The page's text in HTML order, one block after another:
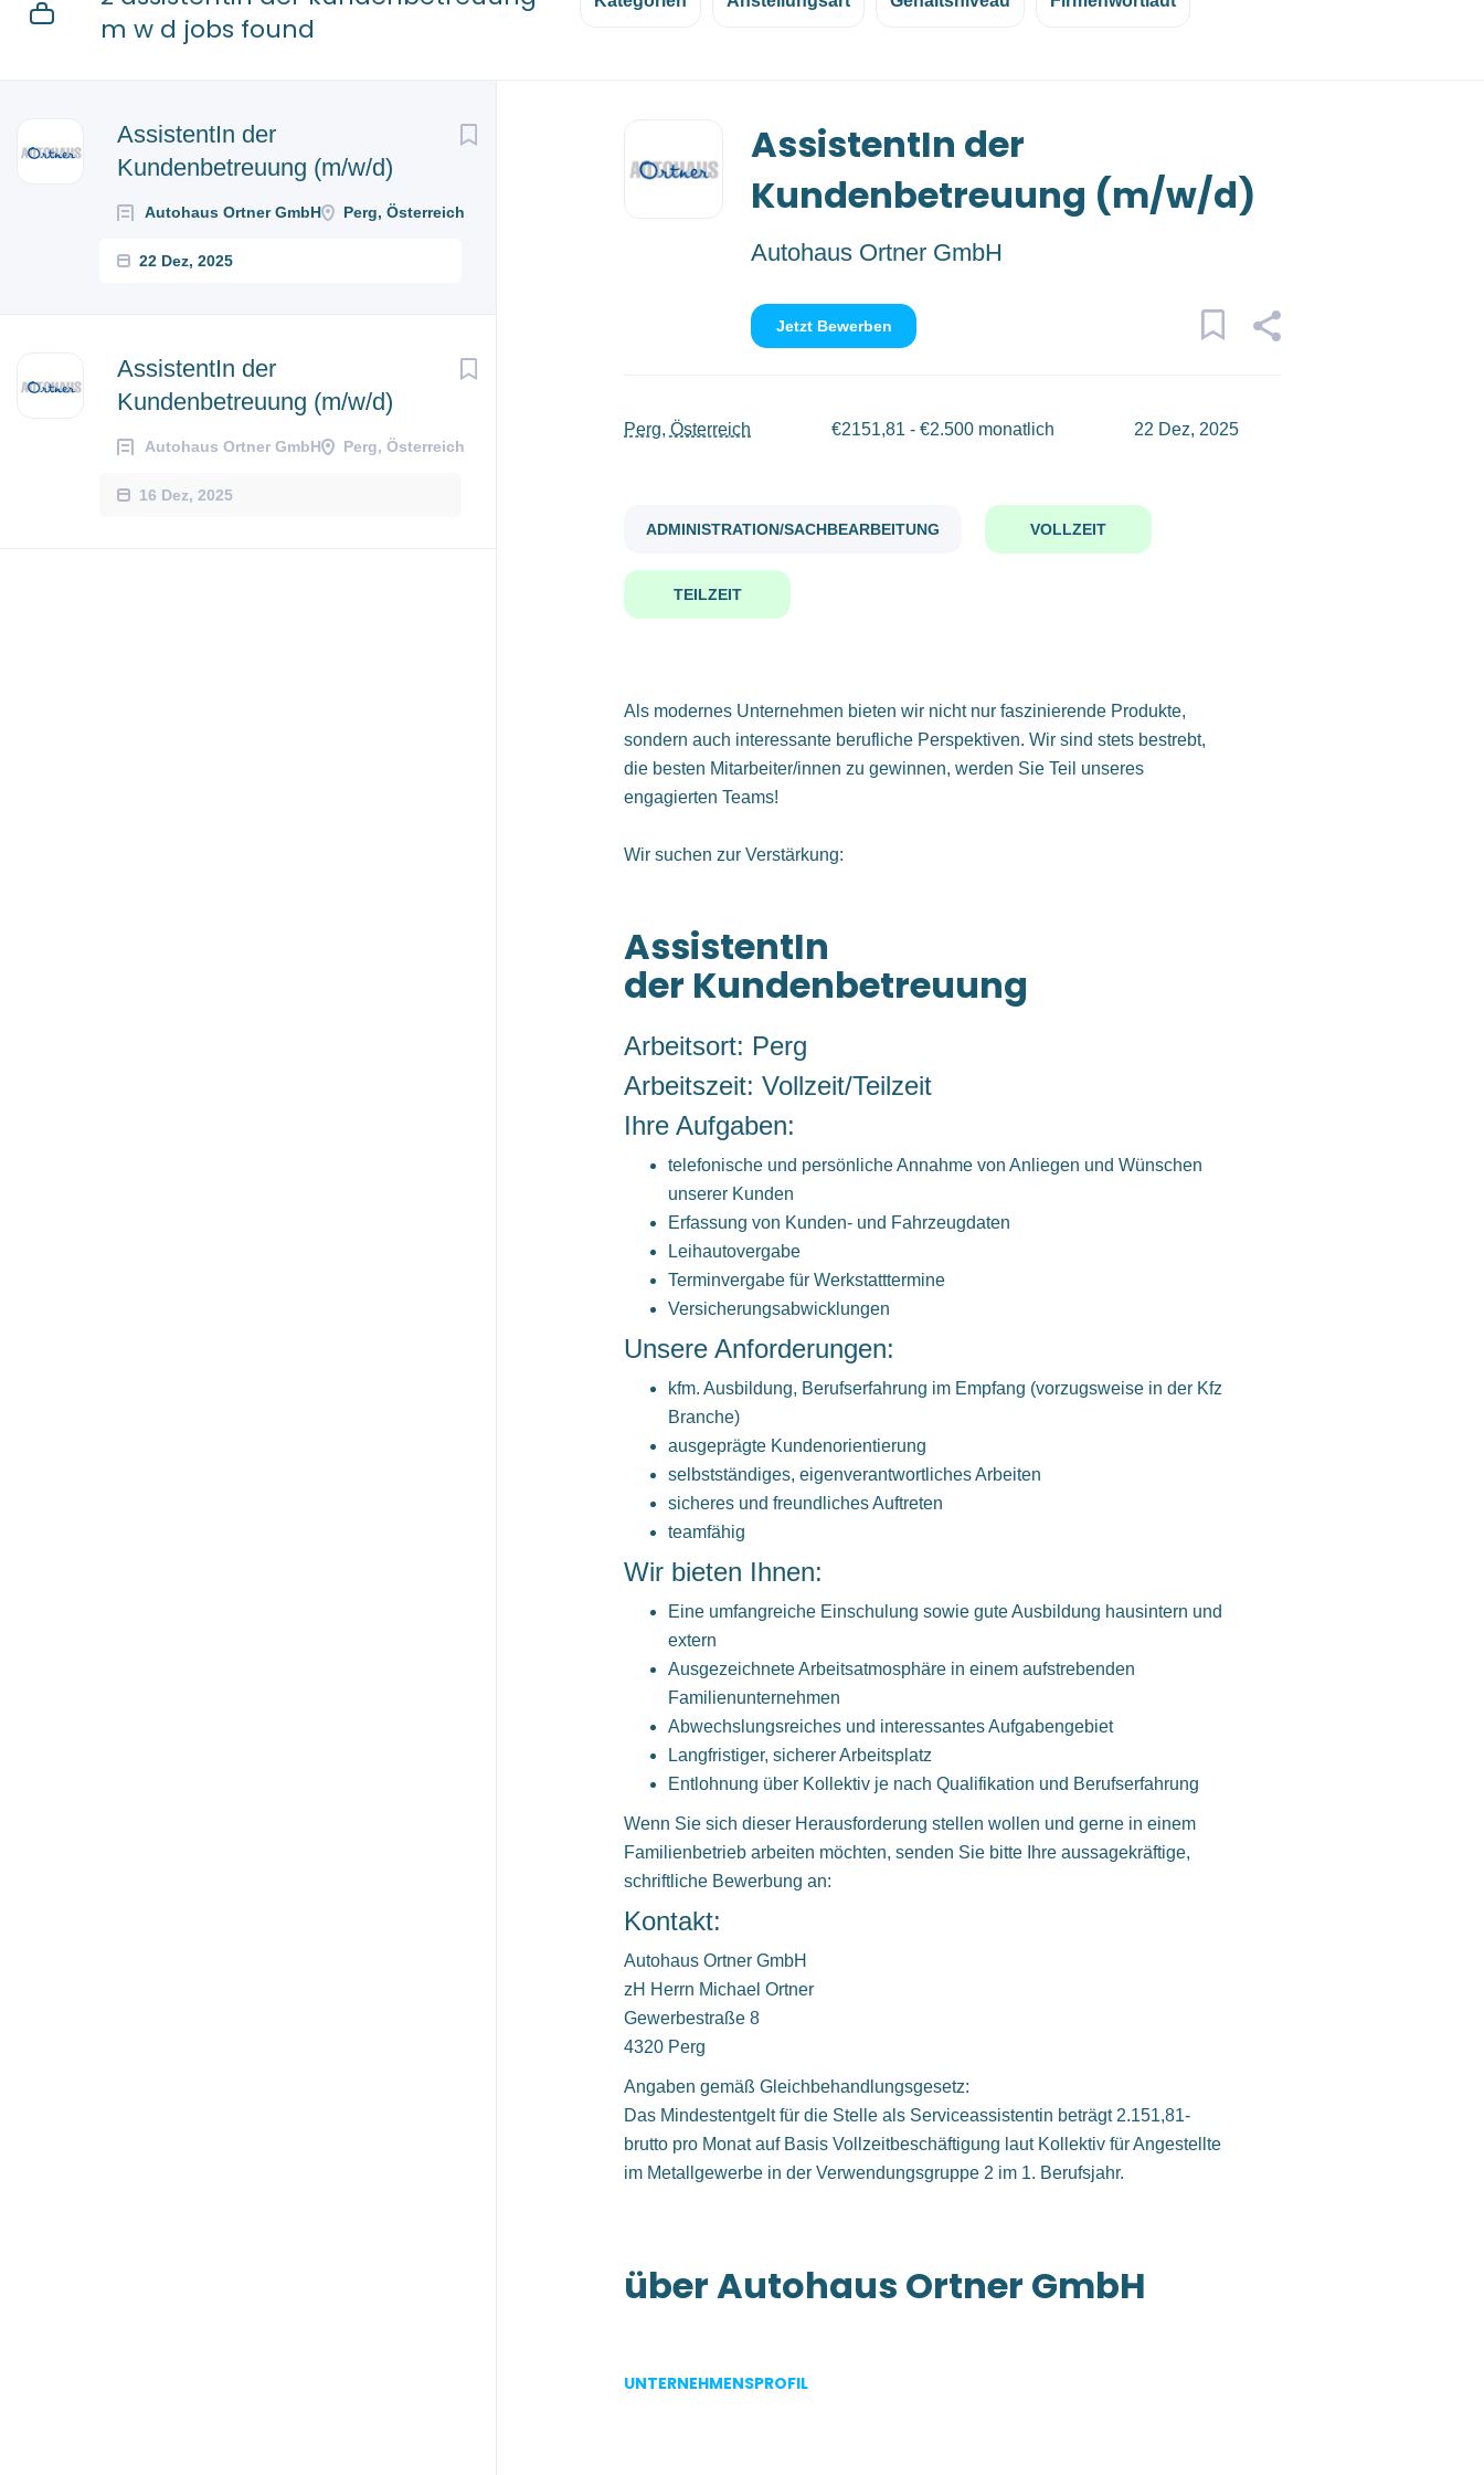
m w d jobs found
AssistentIn der
Kundenbetreuung (m/w/d)
Autohaus Ortner GmbH Perg, Österreich
22 Dez, 2025
AssistentIn der
Kundenbetreuung (m/w/d)
Autohaus Ortner GmbH Perg, Österreich
16 Dez, 2025
list
AssistentIn der
Kundenbetreuung (m/w/d)
Autohaus Ortner GmbH
Jetzt Bewerben
Perg, Österreich €2151,81 - €2.500 monatlich 22 Dez, 2025
ADMINISTRATION/SACHBEARBEITUNG VOLLZEIT
TEILZEIT
Als modernes Unternehmen bieten wir nicht nur faszinierende Produkte,
sondern auch interessante berufliche Perspektiven. Wir sind stets bestrebt,
die besten Mitarbeiter/innen zu gewinnen, werden Sie Teil unseres
engagierten Teams!
Wir suchen zur Verstärkung:
AssistentIn
der Kundenbetreuung
Arbeitsort: Perg
Arbeitszeit: Vollzeit/Teilzeit
Ihre Aufgaben:
telefonische und persönliche Annahme von Anliegen und Wünschen
unserer Kunden
Erfassung von Kunden- und Fahrzeugdaten
Leihautovergabe
Terminvergabe für Werkstatttermine
Versicherungsabwicklungen
Unsere Anforderungen:
kfm. Ausbildung, Berufserfahrung im Empfang (vorzugsweise in der Kfz
Branche)
ausgeprägte Kundenorientierung
selbstständiges, eigenverantwortliches Arbeiten
sicheres und freundliches Auftreten
teamfähig
Wir bieten Ihnen:
Eine umfangreiche Einschulung sowie gute Ausbildung hausintern und
extern
Ausgezeichnete Arbeitsatmosphäre in einem aufstrebenden
Familienunternehmen
Abwechslungsreiches und interessantes Aufgabengebiet
Langfristiger, sicherer Arbeitsplatz
Entlohnung über Kollektiv je nach Qualifikation und Berufserfahrung
Wenn Sie sich dieser Herausforderung stellen wollen und gerne in einem
Familienbetrieb arbeiten möchten, senden Sie bitte Ihre aussagekräftige,
schriftliche Bewerbung an:
Kontakt:
Autohaus Ortner GmbH
zH Herrn Michael Ortner
Gewerbestraße 8
4320 Perg
Angaben gemäß Gleichbehandlungsgesetz:
Das Mindestentgelt für die Stelle als Serviceassistentin beträgt 2.151,81-
brutto pro Monat auf Basis Vollzeitbeschäftigung laut Kollektiv für Angestellte
im Metallgewerbe in der Verwendungsgruppe 2 im 1. Berufsjahr.
über Autohaus Ortner GmbH
UNTERNEHMENSPROFIL